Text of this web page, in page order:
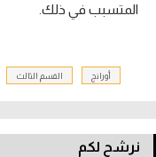
المتسبب في ذلك.
أورانج القسم الثالث
نرشح لكم